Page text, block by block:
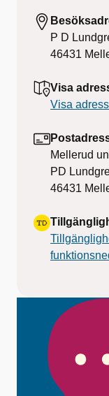
P D
46431
Visa
Visa
Mellerud
PD
46431